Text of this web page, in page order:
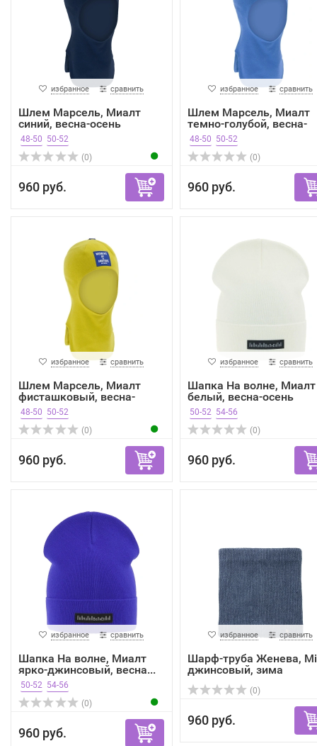
избранное сравнить
Шлем Марсель, Миалт
синий, весна-осень
48-50 50-52
(0)
960 руб.
избранное сравнить
Шлем Марсель, Миалт
темно-голубой, весна-
осень
48-50 50-52
(0)
960 руб.
избранное сравнить
Шлем Марсель, Миалт
фисташковый, весна-
осень
48-50 50-52
(0)
960 руб.
избранное сравнить
Шапка На волне, Миалт
белый, весна-осень
50-52 54-56
(0)
960 руб.
избранное сравнить
Шапка На волне, Миалт
ярко-джинсовый, весна...
50-52 54-56
(0)
960 руб.
избранное сравнить
Шарф-труба Женева,
джинсовый, зима
(0)
960 руб.